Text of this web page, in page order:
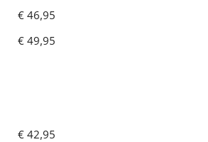
€ 46,95
€ 49,95
€ 42,95